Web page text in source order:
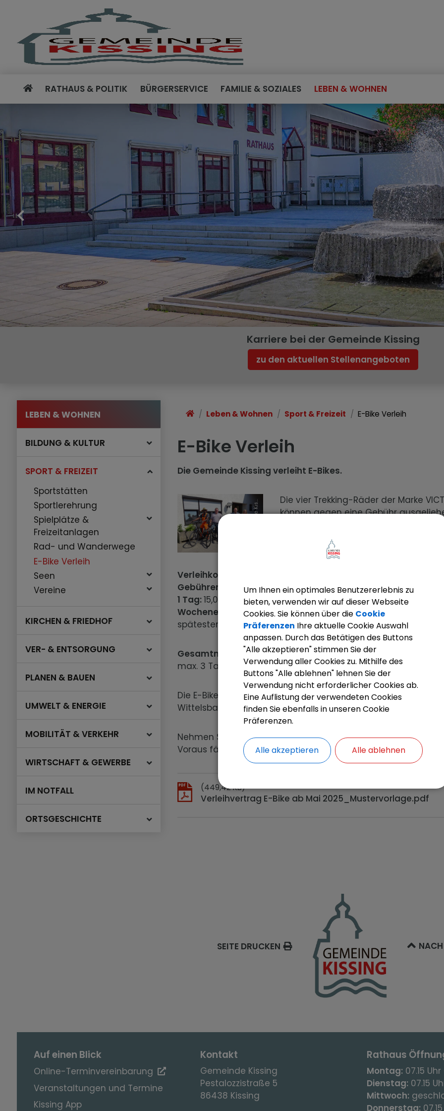
RATHAUS & POLITIK BÜRGERSERVICE FAMILIE & SOZIALES LEBEN & WOHNEN
Karriere bei der Gemeinde Kissing
zu den aktuellen Stellenangeboten
LEBEN & WOHNEN
BILDUNG & KULTUR
SPORT & FREIZEIT
Sportstätten
Sportlerehrung
Spielplätze &
Freizeitanlagen
Rad- und Wanderwege
E-Bike Verleih
Seen
Vereine
KIRCHEN & FRIEDHOF
VER- & ENTSORGUNG
PLANEN & BAUEN
UMWELT & ENERGIE
MOBILITÄT & VERKEHR
WIRTSCHAFT & GEWERBE
IM NOTFALL
ORTSGESCHICHTE
Leben & Wohnen Sport & Freizeit E-Bike Verleih
E-Bike Verleih
Die Gemeinde Kissing verleiht E-Bikes.
G
e
m
e
i
n
d
e
K
i
s
s
i
n
g
Die vier Trekking-Räder der Marke
können gegen eine Gebühr
werden. Die Buchung der Räder
telefonisch oder per E-Mail erfolgen.
Verleihkonditionen:
Gebühren
1 Tag:15,00 Euro
Wochenende:
40,00 Euro (Freitag bis Sonntag - Rückgabe
spätestens 12 Uhr)
Gesamtmietdauer:
max. 3 Tage.
Die E-Bikes stehen Kissinger Bürgern und Urlaubern, die das
Wittelsbacher Land mit Elektro-Hilfe erkunden möchten, zur
Nehmen Sie einen Ausweis zur Abholung mit. Die Gebühr wird
Voraus fällig.
(449,42 KB)
Verleihvertrag E-Bike ab Mai 2025_Mustervorlage.pdf
SEITE DRUCKEN
Auf einen Blick
Online-Terminvereinbarung
Veranstaltungen und Termine
Kissing App
Kontakt
Gemeinde Kissing
Pestalozzistraße 5
86438 Kissing
Rathaus
Montag: 07.15
Dienstag: 07.15
Mittwoch:
Donnerstag:
Um Ihnen ein optimales Benutzererlebnis zu
bieten, verwenden wir auf dieser Webseite
Cookies. Sie können über die Cookie
Präferenzen Ihre aktuelle Cookie Auswahl
anpassen. Durch das Betätigen des Buttons
"Alle akzeptieren" stimmen Sie der
Verwendung aller Cookies zu. Mithilfe des
Buttons "Alle ablehnen" lehnen Sie der
Verwendung nicht erforderlicher Cookies ab.
Eine Auflistung der verwendeten Cookies
finden Sie ebenfalls in unseren Cookie
Präferenzen.
Alle akzeptieren Alle ablehnen